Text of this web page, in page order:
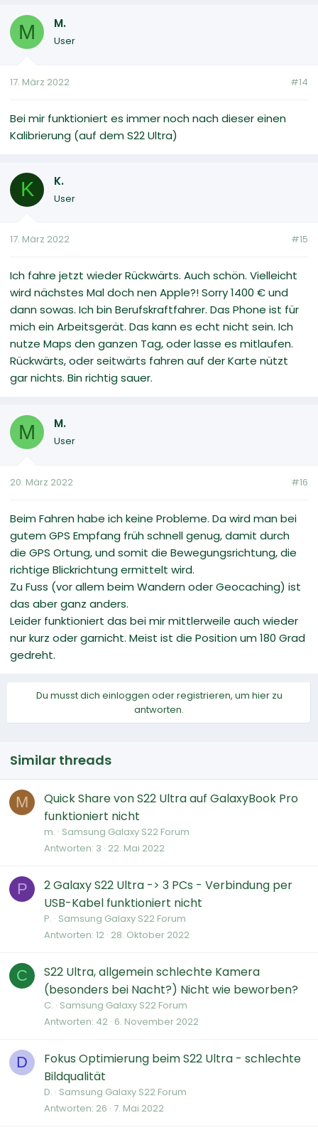
M M.
User
17. März 2022 #14
Bei mir funktioniert es immer noch nach dieser einen
Kalibrierung (auf dem S22 Ultra)
K K.
User
17. März 2022 #15
Ich fahre jetzt wieder Rückwärts. Auch schön. Vielleicht
wird nächstes Mal doch nen Apple?! Sorry 1400 € und
dann sowas. Ich bin Berufskraftfahrer. Das Phone ist für
mich ein Arbeitsgerät. Das kann es echt nicht sein. Ich
nutze Maps den ganzen Tag, oder lasse es mitlaufen.
Rückwärts, oder seitwärts fahren auf der Karte nützt
gar nichts. Bin richtig sauer.
M M.
User
20. März 2022 #16
Beim Fahren habe ich keine Probleme. Da wird man bei
gutem GPS Empfang früh schnell genug, damit durch
die GPS Ortung, und somit die Bewegungsrichtung, die
richtige Blickrichtung ermittelt wird.
Zu Fuss (vor allem beim Wandern oder Geocaching) ist
das aber ganz anders.
Leider funktioniert das bei mir mittlerweile auch wieder
nur kurz oder garnicht. Meist ist die Position um 180 Grad
gedreht.
Du musst dich einloggen oder registrieren, um hier zu
antworten.
Similar threads
M
Quick Share von S22 Ultra auf GalaxyBook Pro
funktioniert nicht
m. Samsung Galaxy S22 Forum
Antworten 3 22. Mai 2022
P
2 Galaxy S22 Ultra -> 3 PCs - Verbindung per
USB-Kabel funktioniert nicht
P. Samsung Galaxy S22 Forum
Antworten 12 28. Oktober 2022
C
S22 Ultra, allgemein schlechte Kamera
(besonders bei Nacht?) Nicht wie beworben?
C. Samsung Galaxy S22 Forum
Antworten 42 6. November 2022
D
Fokus Optimierung beim S22 Ultra - schlechte
Bildqualität
D. Samsung Galaxy S22 Forum
Antworten 26 7. Mai 2022